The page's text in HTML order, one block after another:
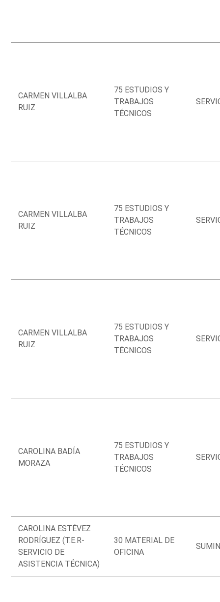
CARMEN VILLALBA
RUIZ
75 ESTUDIOS Y
TRABAJOS
TÉCNICOS
CARMEN VILLALBA
RUIZ
75 ESTUDIOS Y
TRABAJOS
TÉCNICOS
CARMEN VILLALBA
RUIZ
75 ESTUDIOS Y
TRABAJOS
TÉCNICOS
CAROLINA BADÍA
MORAZA
75 ESTUDIOS Y
TRABAJOS
TÉCNICOS
CAROLINA ESTÉVEZ
RODRÍGUEZ (T.E.R-
SERVICIO DE
ASISTENCIA TÉCNICA)
30 MATERIAL DE
OFICINA